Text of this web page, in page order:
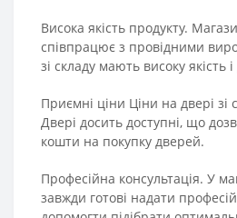
Висока якість продукту.
співпрацює з провідними
зі складу мають високу якість і
Приємні ціни Ціни на двері зі
Двері досить доступні, що
кошти на покупку дверей.
Професійна консультація. У
завжди готові надати